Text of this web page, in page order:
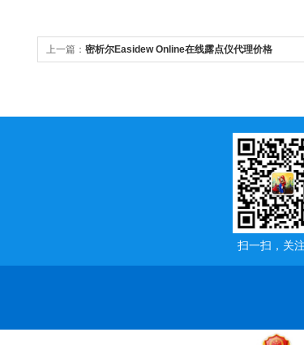
上一篇： 密析尔Easidew Online在线露点仪代理价格
扫一扫，关